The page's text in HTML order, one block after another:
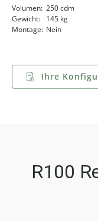
Volumen: 250 cdm
Gewicht:
145 kg
Montage: Nein
Ihre
R100